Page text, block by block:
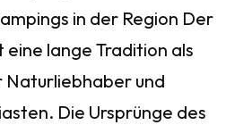
in der Region Der
eine lange Tradition als
Naturliebhaber und
Die Ursprünge des